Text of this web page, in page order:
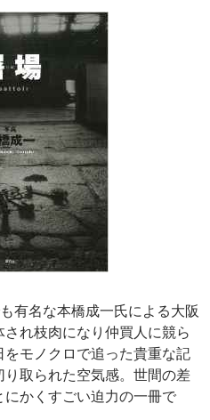
有名な本橋成一氏による大阪
れ枝肉になり仲買人に競ら
モノクロで追った貴重な記
取られた空気感。世間の差
かくすごい迫力の一冊で